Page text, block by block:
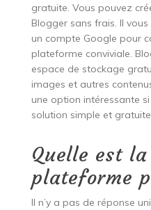
gratuite. Vous pouvez
Blogger sans frais. Il
un compte Google pour
plateforme conviviale.
espace de stockage
images et autres
une option intéressante
solution simple et
Quelle est
plateforme
Il n’y a pas de réponse